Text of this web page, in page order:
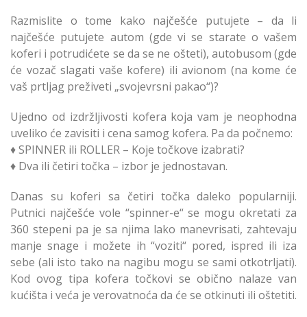
Razmislite o tome kako najčešće putujete – da li
najčešće putujete autom (gde vi se starate o vašem
koferi i potrudićete se da se ne ošteti), autobusom (gde
će vozač slagati vaše kofere) ili avionom (na kome će
vaš prtljag preživeti „svojevrsni pakao“)?
Ujedno od izdržljivosti kofera koja vam je neophodna
uveliko će zavisiti i cena samog kofera. Pa da počnemo:
♦ SPINNER ili ROLLER – Koje točkove izabrati?
♦ Dva ili četiri točka – izbor je jednostavan.
Danas su koferi sa četiri točka daleko popularniji.
Putnici najčešće vole “spinner-e“ se mogu okretati za
360 stepeni pa je sa njima lako manevrisati, zahtevaju
manje snage i možete ih “voziti“ pored, ispred ili iza
sebe (ali isto tako na nagibu mogu se sami otkotrljati).
Kod ovog tipa kofera točkovi se obično nalaze van
kućišta i veća je verovatnoća da će se otkinuti ili oštetiti.